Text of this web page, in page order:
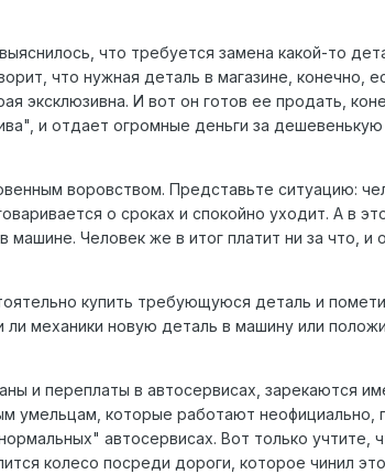
что требуется замена какой-то
что нужная деталь в магазине, конечно,
эксклюзивна. И вот он готов ее продать,
и отдает огромные деньги за
воровством. Представьте ситуацию:
о сроках и спокойно уходит. А в
Человек же в итог платит ни за что, и
купить требующуюся деталь и
механики новую деталь в машину или
и переплаты в автосервисах, зарекаются
умельцам, которые работают неофициально,
автосервисах. Вот только учтите,
колесо посреди дороги, которое чинил